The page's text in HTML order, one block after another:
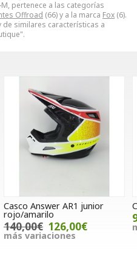
pertenece a las categorías
Offroad (66) y a la marca Fox (6).
similares características a
Casco IMS Light azul
95,00€
más variaciones